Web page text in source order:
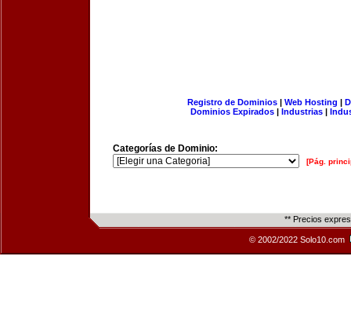
Registro de Dominios| Web Hosting |
Dominios Expirados | Industrias |
Categorías de Dominio:
[Pág.
** Precios
© 2002/2022 Solo10.com